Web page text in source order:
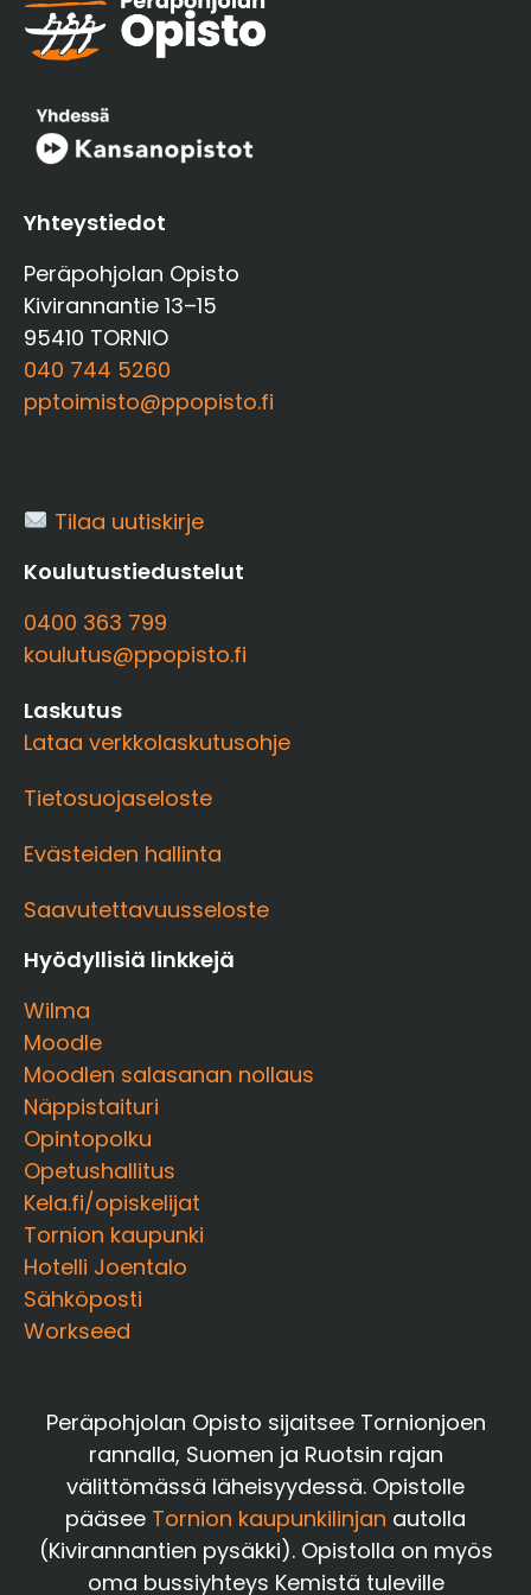
Yhteystiedot
Peräpohjolan Opisto
Kivirannantie 13–15
95410 TORNIO
040 744 5260
pptoimisto@ppopisto.fi
Tilaa uutiskirje
Koulutustiedustelut
0400 363 799
koulutus@ppopisto.fi
Laskutus
Lataa verkkolaskutusohje
Tietosuojaseloste
Evästeiden hallinta
Saavutettavuusseloste
Hyödyllisiä linkkejä
Wilma
Moodle
Moodlen salasanan nollaus
Näppistaituri
Opintopolku
Opetushallitus
Kela.fi/opiskelijat
Tornion kaupunki
Hotelli Joentalo
Sähköposti
Workseed
Peräpohjolan Opisto sijaitsee Tornionjoen
rannalla, Suomen ja Ruotsin rajan
välittömässä läheisyydessä. Opistolle
pääsee Tornion kaupunkilinjan autolla
(Kivirannantien pysäkki). Opistolla on myös
oma bussiyhteys Kemistä tuleville